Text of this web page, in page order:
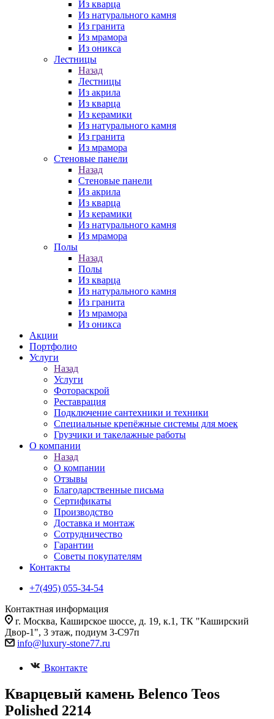
Из кварца
Из натурального камня
Из гранита
Из мрамора
Из оникса
Лестницы
Назад
Лестницы
Из акрила
Из кварца
Из керамики
Из натурального камня
Из гранита
Из мрамора
Стеновые панели
Назад
Стеновые панели
Из акрила
Из кварца
Из керамики
Из натурального камня
Из мрамора
Полы
Назад
Полы
Из кварца
Из натурального камня
Из гранита
Из мрамора
Из оникса
Акции
Портфолио
Услуги
Назад
Услуги
Фотораскрой
Реставрация
Подключение сантехники и техники
Специальные крепёжные системы для моек
Грузчики и такелажные работы
О компании
Назад
О компании
Отзывы
Благодарственные письма
Сертификаты
Производство
Доставка и монтаж
Сотрудничество
Гарантии
Советы покупателям
Контакты
+7(495) 055-34-54
Контактная информация
г. Москва, Каширское шоссе, д. 19, к.1, ТК "Каширский
Двор-1", 3 этаж, подиум 3-С97п
info@luxury-stone77.ru
Вконтакте
Кварцевый камень Belenco Teos
Polished 2214